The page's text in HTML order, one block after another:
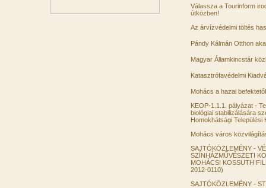
Válassza a Tourinform
útközben!
Az árvízvédelmi töltés
Pándy Kálmán Otthon
Magyar Államkincstár
Katasztrófavédelmi
Mohács a hazai
KEOP-1.1.1. pályázat -
biológiai stabilizálására
Homokhátsági
Mohács város
SAJTÓKÖZLEMÉNY -
SZÍNHÁZMŰVÉSZETI
MOHÁCSI KOSSUTH
2012-0110)
SAJTÓKÖZLEMÉNY -